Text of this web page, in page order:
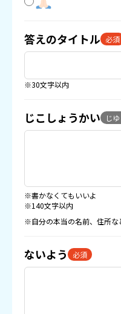
答えのタイトル 必須
※30文字以内
じこしょうかい じ
※書かなくてもいいよ
※140文字以内
※自分の本当の名前、住所な
ないよう 必須